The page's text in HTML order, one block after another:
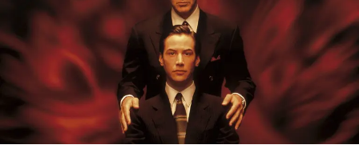
Clique
para
compartilhar
Twitter(abre
nova
Clique
para
compartilhar
Facebook(abre
em
nova
janela)
Curtir isso:
Carregando...
“O legado desses filmes é
que a geração de meus
filhos os mostrará para os
filhos deles. Então, você
pode assisti-los daqui a 50